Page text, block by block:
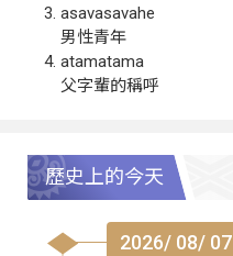
asavasavahe
男性青年
atamatama
父字輩的稱呼
歷史上的今天
2026/ 08/ 07